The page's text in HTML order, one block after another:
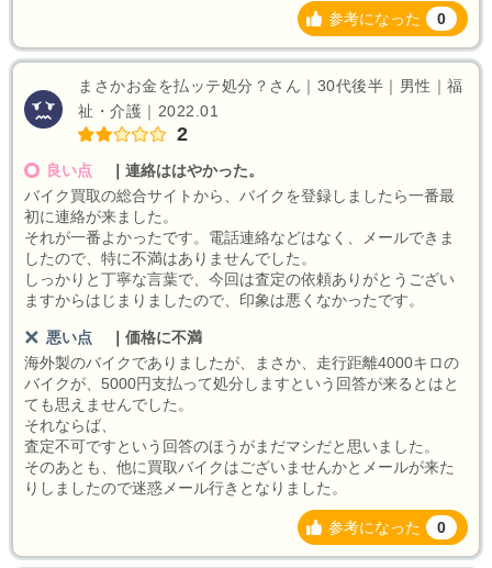
参考になった 0
まさかお金を払ッテ処分？さん｜30代後半｜男性｜福
祉・介護｜2022.01
2
良い点
連絡ははやかった。
バイク買取の総合サイトから、バイクを登録しましたら一番最
初に連絡が来ました。
それが一番よかったです。電話連絡などはなく、メールできま
したので、特に不満はありませんでした。
しっかりと丁寧な言葉で、今回は査定の依頼ありがとうござい
ますからはじまりましたので、印象は悪くなかったです。
悪い点
価格に不満
海外製のバイクでありましたが、まさか、走行距離4000キロの
バイクが、5000円支払って処分しますという回答が来るとはと
ても思えませんでした。
それならば、
査定不可ですという回答のほうがまだマシだと思いました。
そのあとも、他に買取バイクはございませんかとメールが来た
りしましたので迷惑メール行きとなりました。
参考になった 0